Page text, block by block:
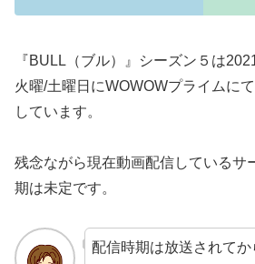
『BULL（ブル）』シーズン５は
火曜/土曜日にWOWOWプライムに
しています。
残念ながら現在動画配信しているサ
期は未定です。
配信時期は放送されて